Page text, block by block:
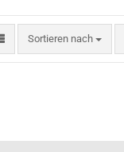
Sortieren nach
Sortieren nach